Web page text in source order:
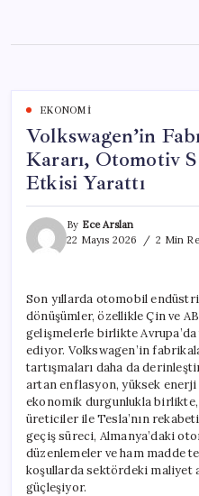
content
EKONOMI
Volkswagen’in
Kararı, Otomotiv
Etkisi Yarattı
By Ece Arslan
22 Mayıs 2026
2 Min
Son yıllarda otomobil
dönüşümler, özellikle Çin ve
gelişmelerle birlikte
ediyor. Volkswagen’in
tartışmaları daha da
artan enflasyon, yüksek enerji
ekonomik durgunlukla birlikte,
üreticiler ile Tesla’nın
geçiş süreci, Almanya’daki
düzenlemeler ve ham madde
koşullarda sektördeki maliyet
güçleşiyor.